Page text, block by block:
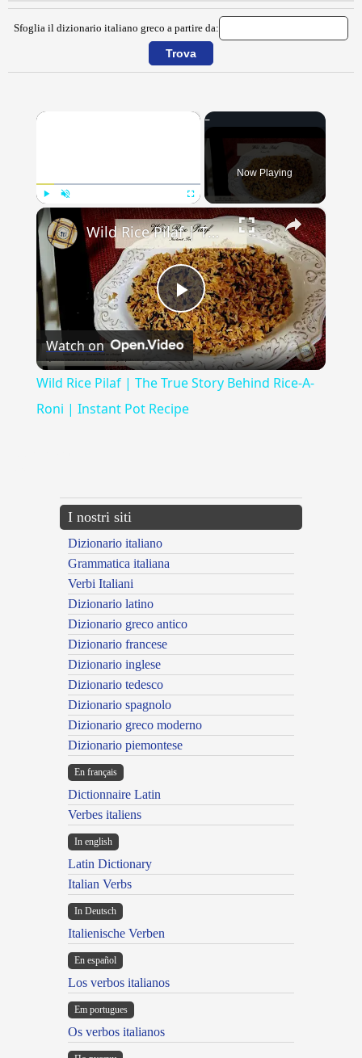
Sfoglia il dizionario italiano greco a partire da:
×
Play Fullscreen
Now Playing
×
Play
Video
Wild Rice Pilaf | The True Story Behind Rice-A-Roni | Instant Pot Recipe
Watch on
Wild Rice Pilaf | The True Story Behind Rice-A-
Roni | Instant Pot Recipe
I nostri siti
Dizionario italiano
Grammatica italiana
Verbi Italiani
Dizionario latino
Dizionario greco antico
Dizionario francese
Dizionario inglese
Dizionario tedesco
Dizionario spagnolo
Dizionario greco moderno
Dizionario piemontese
En français
Dictionnaire Latin
Verbes italiens
In english
Latin Dictionary
Italian Verbs
In Deutsch
Italienische Verben
En español
Los verbos italianos
Em portugues
Os verbos italianos